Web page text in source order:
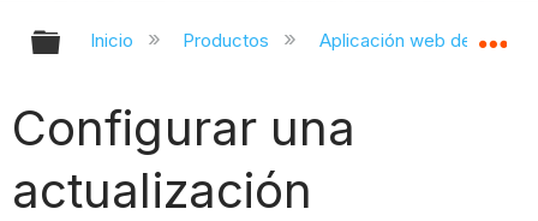
Expandir/contraer jerarquía global
Inicio Productos Aplicación web de
Configurar una
actualización